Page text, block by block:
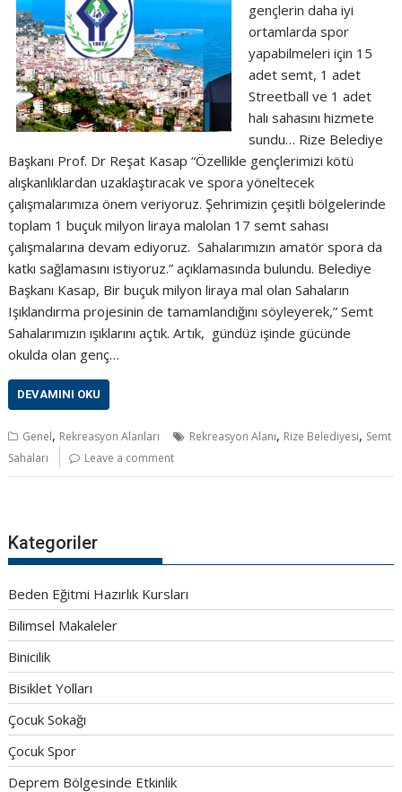
gençlerin daha iyi
ortamlarda spor
yapabilmeleri için 15
adet semt, 1 adet
Streetball ve 1 adet
halı sahasını hizmete
sundu… Rize Belediye
Başkanı Prof. Dr Reşat Kasap “Özellikle gençlerimizi kötü
alışkanlıklardan uzaklaştıracak ve spora yöneltecek
çalışmalarımıza önem veriyoruz. Şehrimizin çeşitli bölgelerinde
toplam 1 buçuk milyon liraya malolan 17 semt sahası
çalışmalarına devam ediyoruz. Sahalarımızın amatör spora da
katkı sağlamasını istiyoruz.” açıklamasında bulundu. Belediye
Başkanı Kasap, Bir buçuk milyon liraya mal olan Sahaların
Işıklandırma projesinin de tamamlandığını söyleyerek,” Semt
Sahalarımızın ışıklarını açtık. Artık, gündüz işinde gücünde
okulda olan genç…
DEVAMINI OKU
Genel, Rekreasyon Alanları Rekreasyon Alanı, Rize Belediyesi, Semt
Sahaları
Leave a comment
Kategoriler
Beden Eğitmi Hazırlık Kursları
Bilimsel Makaleler
Binicilik
Bisiklet Yolları
Çocuk Sokağı
Çocuk Spor
Deprem Bölgesinde Etkinlik